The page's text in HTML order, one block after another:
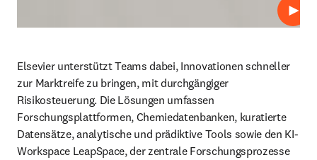
Elsevier unterstützt Teams dabei, Innovationen schneller
zur Marktreife zu bringen, mit durchgängiger
Risikosteuerung. Die Lösungen umfassen
Forschungsplattformen, Chemiedatenbanken, kuratierte
Datensätze, analytische und prädiktive Tools sowie den KI-
Workspace LeapSpace, der zentrale Forschungsprozesse